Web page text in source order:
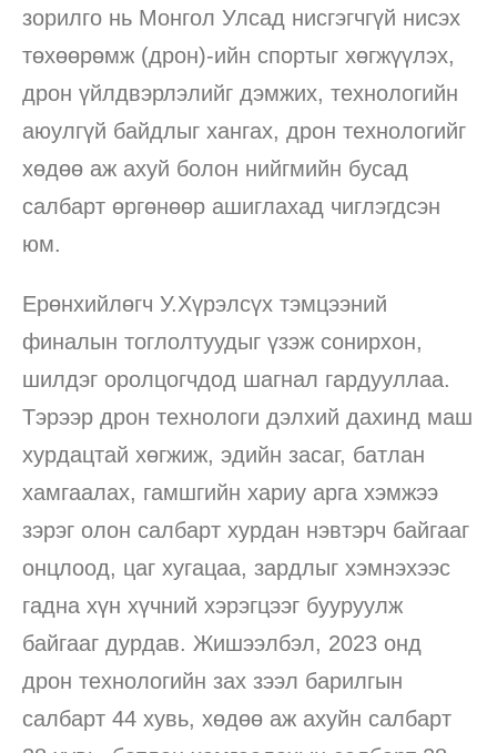
зорилго нь Монгол Улсад нисгэгчгүй нисэх
төхөөрөмж (дрон)-ийн спортыг хөгжүүлэх,
дрон үйлдвэрлэлийг дэмжих, технологийн
аюулгүй байдлыг хангах, дрон технологийг
хөдөө аж ахуй болон нийгмийн бусад
салбарт өргөнөөр ашиглахад чиглэгдсэн
юм.
Ерөнхийлөгч У.Хүрэлсүх тэмцээний
финалын тоглолтуудыг үзэж сонирхон,
шилдэг оролцогчдод шагнал гардууллаа.
Тэрээр дрон технологи дэлхий дахинд маш
хурдацтай хөгжиж, эдийн засаг, батлан
хамгаалах, гамшгийн хариу арга хэмжээ
зэрэг олон салбарт хурдан нэвтэрч байгааг
онцлоод, цаг хугацаа, зардлыг хэмнэхээс
гадна хүн хүчний хэрэгцээг бууруулж
байгааг дурдав. Жишээлбэл, 2023 онд
дрон технологийн зах зээл барилгын
салбарт 44 хувь, хөдөө аж ахуйн салбарт